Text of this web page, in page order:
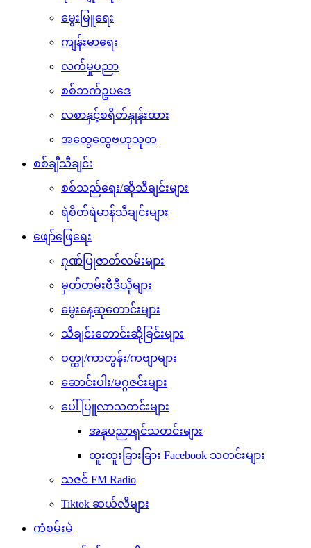
မွေးမြူရေး
ကျန်းမာရေး
လက်မှုပညာ
စစ်ဘက်ဥပဒေ
လစာနှင့်စရိတ်နှုန်းထား
အထွေထွေဗဟုသုတ
စစ်ချီသီချင်း
စစ်သည်ရေး/ဆိုသီချင်းများ
ရဲစိတ်ရဲမာန်သီချင်းများ
ဖျော်ဖြေရေး
ဂုဏ်ပြုဇာတ်လမ်းများ
မှတ်တမ်းဗီဒီယိုများ
မွေးနေ့ဆုတောင်းများ
သီချင်းတောင်းဆိုခြင်းများ
ဝတ္ထု/ကာတွန်း/ကဗျာများ
ဆောင်းပါး/မဂ္ဂဇင်းများ
ပေါ်ပြူလာသတင်းများ
အနုပညာရှင်သတင်းများ
ထူးထူးခြားခြား Facebook သတင်းများ
သဇင် FM Radio
Tiktok ဆယ်လီများ
ကံစမ်းမဲ